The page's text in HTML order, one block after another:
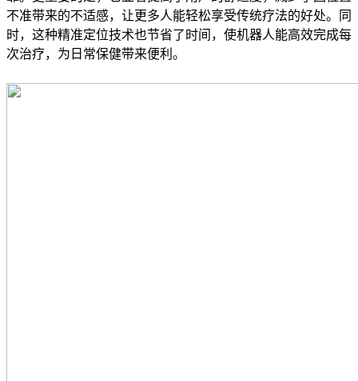
不准带来的不适感，让更多人能轻松享受传统疗法的好处。同
时，这种精准定位技术也节省了时间，使机器人能高效完成每
次治疗，为日常保健带来便利。